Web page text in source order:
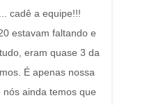
cadê a equipe!!!
estavam faltando e
eram quase 3 da
É apenas nossa
ainda temos que